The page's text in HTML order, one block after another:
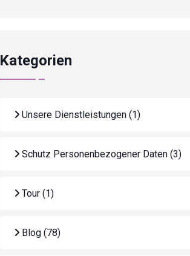
Kategorien
Unsere Dienstleistungen (1)
Schutz Personenbezogener Daten (3)
Tour (1)
Blog (78)